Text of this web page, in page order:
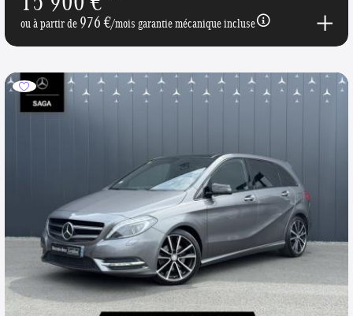
ou à partir de976 €/mois garantie mécanique incluse